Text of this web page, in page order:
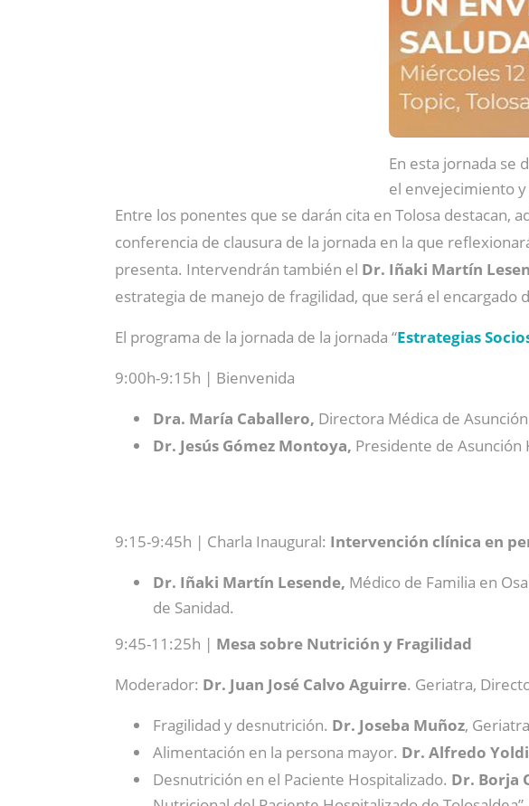
En esta jornada se
el envejecimiento
Entre los ponentes que se darán cita en Tolosa destacan,
conferencia de clausura de la jornada en la que
presenta. Intervendrán también el Dr. Iñaki Martín
estrategia de manejo de fragilidad, que será el encargado
El programa de la jornada de la jornada “Estrategias
9:00h-9:15h | Bienvenida
Dra. María Caballero, Directora Médica de
Dr. Jesús Gómez Montoya, Presidente de Asunción
9:15-9:45h | Charla Inaugural: Intervención clínica en
Dr. Iñaki Martín Lesende, Médico de Familia en
de Sanidad.
9:45-11:25h | Mesa sobre Nutrición y Fragilidad
Moderador: Dr. Juan José Calvo Aguirre. Geriatra,
Fragilidad y desnutrición. Dr. Joseba Muñoz,
Alimentación en la persona mayor. Dr. Alfredo Yoldi
Desnutrición en el Paciente Hospitalizado. Dr. Borja